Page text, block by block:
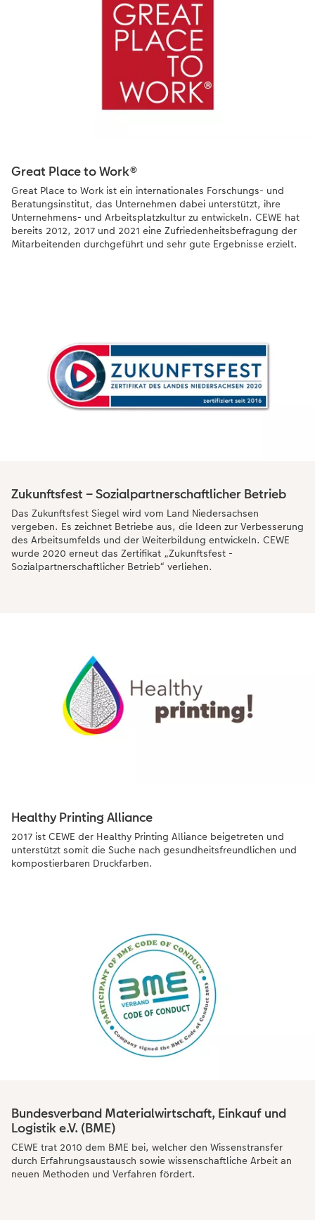
Great Place to Work®
Great Place to Work ist ein internationales Forschungs- und
Beratungsinstitut, das Unternehmen dabei unterstützt, ihre
Unternehmens- und Arbeitsplatzkultur zu entwickeln. CEWE hat
bereits 2012, 2017 und 2021 eine Zufriedenheitsbefragung der
Mitarbeitenden durchgeführt und sehr gute Ergebnisse erzielt.
Zukunftsfest – Sozialpartnerschaftlicher Betrieb
Das Zukunftsfest Siegel wird vom Land Niedersachsen
vergeben. Es zeichnet Betriebe aus, die Ideen zur Verbesserung
des Arbeitsumfelds und der Weiterbildung entwickeln. CEWE
wurde 2020 erneut das Zertifikat „Zukunftsfest -
Sozialpartnerschaftlicher Betrieb“ verliehen.
Healthy Printing Alliance
2017 ist CEWE der Healthy Printing Alliance beigetreten und
unterstützt somit die Suche nach gesundheitsfreundlichen und
kompostierbaren Druckfarben.
Bundesverband Materialwirtschaft, Einkauf und
Logistik e.V. (BME)
CEWE trat 2010 dem BME bei, welcher den Wissenstransfer
durch Erfahrungsaustausch sowie wissenschaftliche Arbeit an
neuen Methoden und Verfahren fördert.